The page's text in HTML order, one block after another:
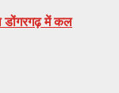
डोंगरगढ़ में कल